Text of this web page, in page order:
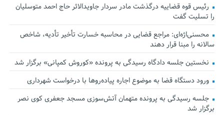
رئیس قوه قضاییه درگذشت مادر سردار جاویدالاثر حاج احمد متوسلیان
را تسلیت گفت
محسنی‌اژه‌ای: مراجع قضایی در محاسبه خسارت تأخیر تأدیه، شاخص
سالانه را مبنا قرار دهند
نخستین جلسه دادگاه رسیدگی به پرونده «کوروش کمپانی» برگزار شد
ورود دستگاه قضا به موضوع اجاره پیاده‌روها با درخواست شهرداری
جلسه رسیدگی به پرونده متهمان آتش‌سوزی مسجد جعفری کوی نصر
برگزار شد